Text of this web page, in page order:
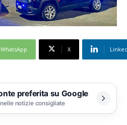
WhatsApp X
preferita su Google
notizie consigliate